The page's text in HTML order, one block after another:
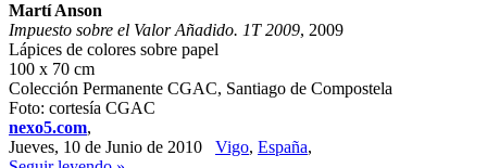
Martí Anson
Impuesto sobre el Valor Añadido. 1T 2009, 2009
Lápices de colores sobre papel
100 x 70 cm
Colección Permanente CGAC, Santiago de Compostela
Foto: cortesía CGAC
nexo5.com,
Jueves, 10 de Junio de 2010 Vigo, España,